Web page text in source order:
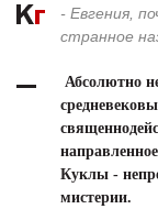
- Евгения,
странное
Абсолютно
Куклы -
мистерии.